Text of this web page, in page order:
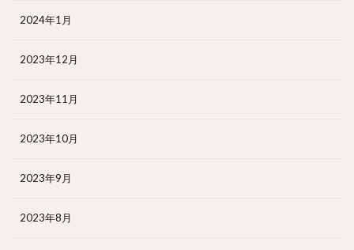
2024年1月
2023年12月
2023年11月
2023年10月
2023年9月
2023年8月